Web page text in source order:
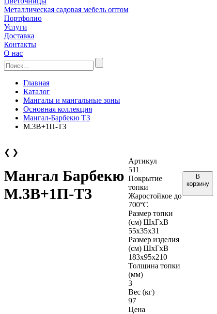
Металлическая садовая мебель оптом
Портфолио
Услуги
Доставка
Контакты
О нас
Главная
Каталог
Мангалы и мангальные зоны
Основная коллекция
Мангал-Барбекю Т3
М.3В+1П-Т3
❮ ❯
Мангал Барбекю
М.3В+1П-Т3
Артикул
511
Покрытие
топки
Жаростойкое до
700°С
Размер топки
(см) ШхГхВ
55х35х31
Размер изделия
(см) ШхГхВ
183х95х210
Толщина топки
(мм)
3
Вес (кг)
97
Цена
В
корзину